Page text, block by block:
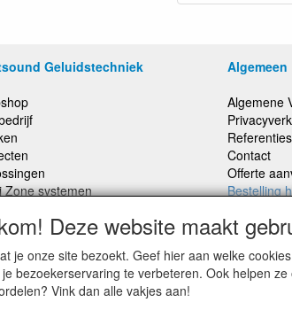
Geluidstechniek
Zone systemen
en Reparaties
Algemeen
Algemene
Referenties
Contact
Offerte
Bestelling
binnen Nederland, ongeacht gewicht,
verstuurd voor € 6,95
Deze website maakt
je onze site bezoekt. Geef hier aan welke
bezoekerservaring te verbeteren. Ook helpen
Vink dan alle vakjes aan!